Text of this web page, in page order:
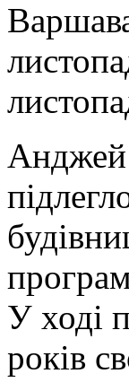
Анджей
У ході
років